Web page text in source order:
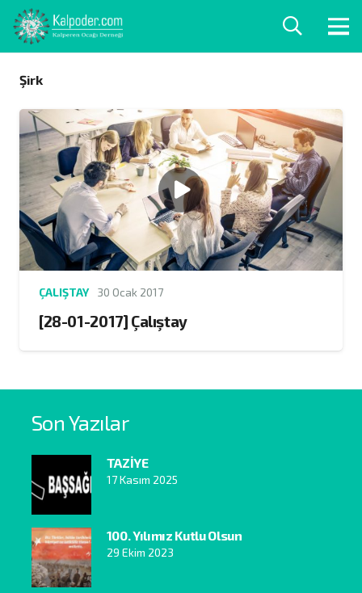
Şirk
ÇALIŞTAY 30 Ocak 2017
[28-01-2017] Çalıştay
Son Yazılar
TAZİYE
17 Kasım 2025
100. Yılımız Kutlu Olsun
29 Ekim 2023